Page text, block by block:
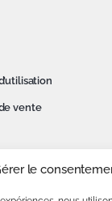
le
vente